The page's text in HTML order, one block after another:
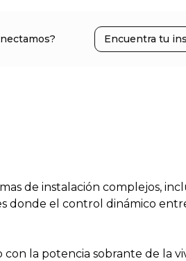
Encuentra tu
de instalación complejos,
donde el control dinámico
la potencia sobrante de la